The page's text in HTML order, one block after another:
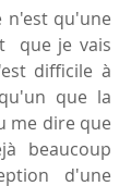
n'est qu'une
que je vais
difficile à
que la
me dire que
beaucoup
d'une